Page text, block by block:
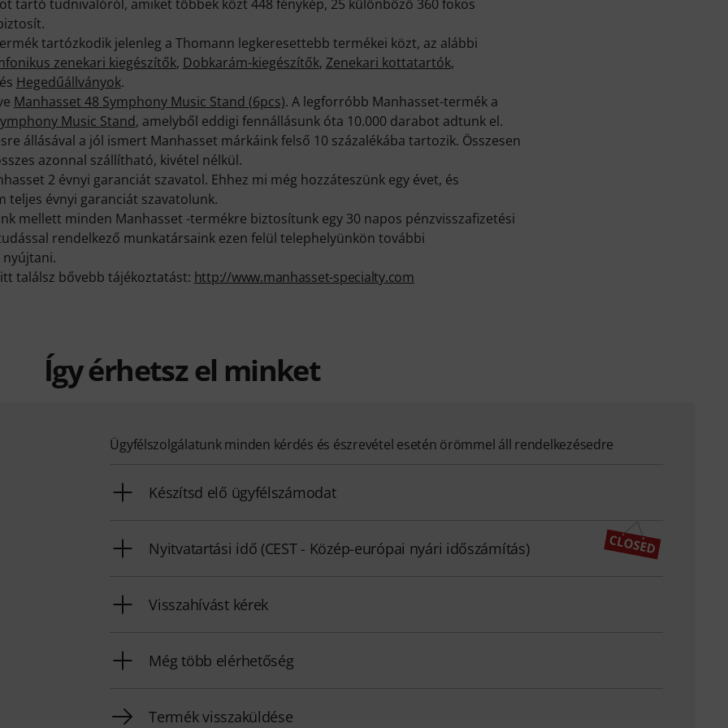
tartó tudnivalóról, amiket többek közt 448 fénykép, 25 különböző 360 fokos
tartózkodik jelenleg a Thomann legkeresettebb termékei közt, az alábbi
zenekari kiegészítők, Dobkarám-kiegészítők, Zenekari kottatartók,
Hegedűállványok.
Manhasset 48 Symphony Music Stand (6pcs). A legforróbb Manhasset-termék a
Music Stand, amelyből eddigi fennállásunk óta 10.000 darabot adtunk el.
állásával a jól ismert Manhasset márkáink felső 10 százalékába tartozik. Összesen
azonnal szállítható, kivétel nélkül.
2 évnyi garanciát szavatol. Ehhez mi még hozzáteszünk egy évet, és
teljes évnyi garanciát szavatolunk.
mellett minden Manhasset -termékre biztosítunk egy 30 napos pénzvisszafizetési
rendelkező munkatársaink ezen felül telephelyünkön további
nyújtani.
találsz bővebb tájékoztatást: http://www.manhasset-specialty.com
Így érhetsz el minket
Ügyfélszolgálatunk minden kérdés és észrevétel esetén örömmel áll rendelkezésedre
Készítsd elő ügyfélszámodat
Nyitvatartási idő (CEST - Közép-európai nyári időszámítás)
Visszahívást kérek
Még több elérhetőség
Termék visszaküldése